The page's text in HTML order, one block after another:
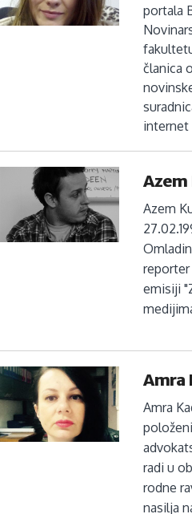
portala
članica
internet
Azem
Azem
reporter
emisiji
Amra
Amra
radi u
rodne
nasilja